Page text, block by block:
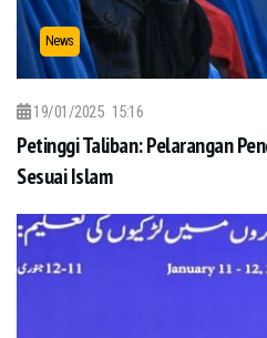
News
19/01/2025 15:16
Petinggi Taliban: Pelarangan
Sesuai Islam